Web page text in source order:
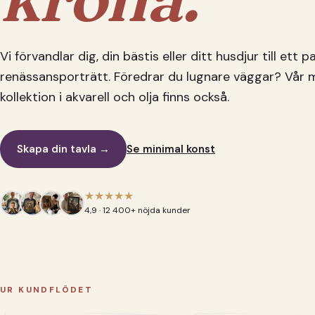
Vi förvandlar dig, din bästis eller ditt husdjur till ett
renässansporträtt. Föredrar du lugnare väggar? Vår
kollektion i akvarell och olja finns också.
Skapa din tavla → Se minimal konst
★★★★★
4,9 · 12 400+ nöjda kunder
UR KUNDFLÖDET